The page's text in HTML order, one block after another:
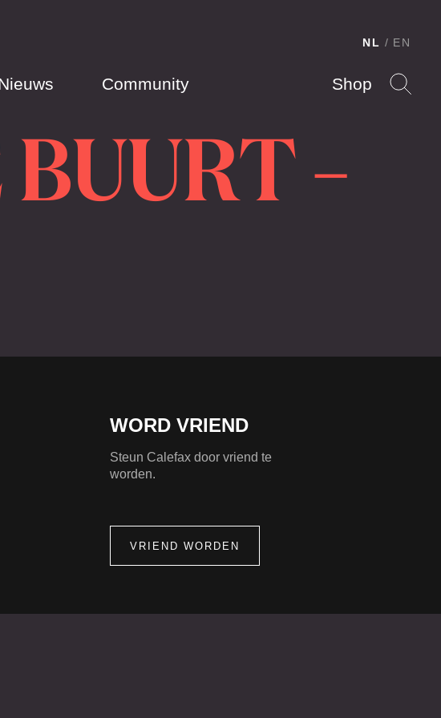
Community Shop
NL EN
–
WORD VRIEND
Steun Calefax door vriend te
worden.
VRIEND WORDEN